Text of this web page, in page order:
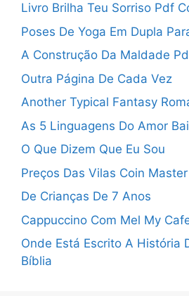
Livro Brilha Teu Sorriso Pdf
Poses De Yoga Em Dupla
A Construção Da Maldade
Outra Página De Cada Vez
Another Typical Fantasy
As 5 Linguagens Do Amor
O Que Dizem Que Eu Sou
Preços Das Vilas Coin Master
De Crianças De 7 Anos
Cappuccino Com Mel My
Onde Está Escrito A História
Bíblia